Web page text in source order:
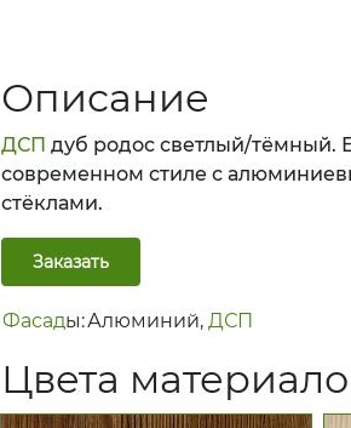
Описание
ДСП дуб родос светлый/тёмный.
современном стиле с
стёклами.
Заказать
Фасады:Алюминий, ДСП
Цвета